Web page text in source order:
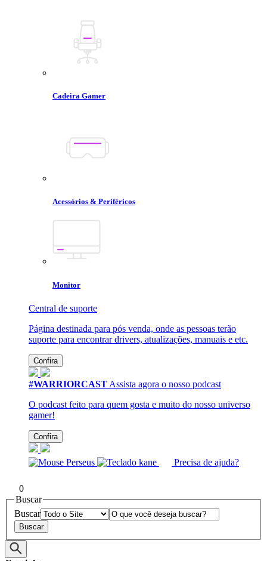
Cadeira Gamer
Acessórios & Periféricos
Monitor
Central de suporte
Página destinada para pós venda, onde as pessoas terão
suporte para encontrar drivers, atualizações, manuais e etc.
Confira
#WARRIORCAST Assista agora o nosso podcast
O podcast feito para quem gosta e muito do nosso universo
gamer!
Confira
Precisa de ajuda?
0
Buscar
Buscar